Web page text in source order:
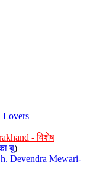
Lovers
- विशेष
बू)
Devendra Mewari-